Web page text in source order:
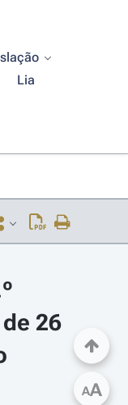
Lia
26
AA